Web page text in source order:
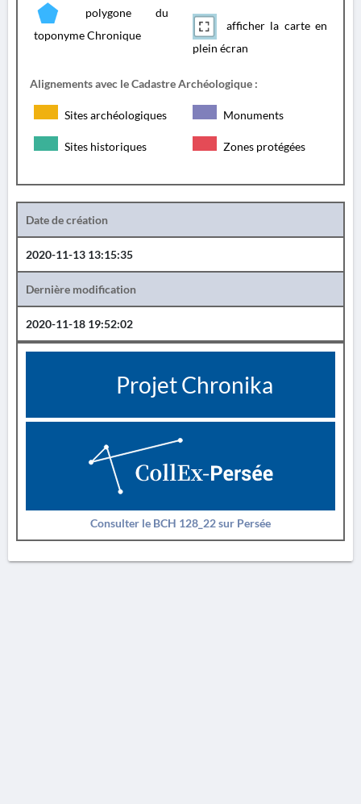
polygone du
toponyme Chronique
afficher la carte en
plein écran
Alignements avec le Cadastre Archéologique :
Sites archéologiques Monuments
Sites historiques Zones protégées
Date de création
2020-11-13 13:15:35
Dernière modification
2020-11-18 19:52:02
Projet Chronika
Consulter le BCH 128_22 sur Persée